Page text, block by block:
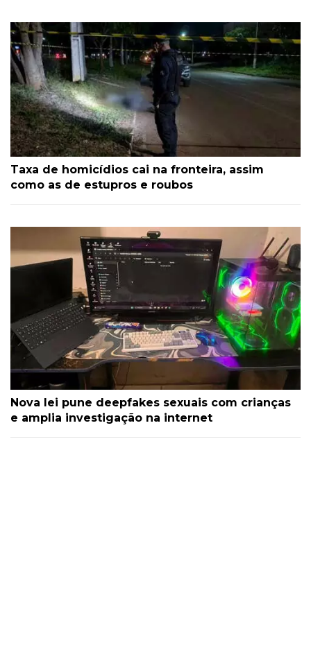
Taxa de homicídios cai na fronteira, assim
como as de estupros e roubos
Nova lei pune deepfakes sexuais com crianças
e amplia investigação na internet